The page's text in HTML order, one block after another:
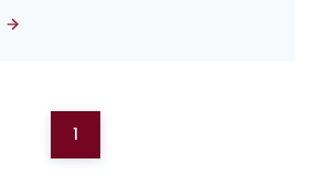
1